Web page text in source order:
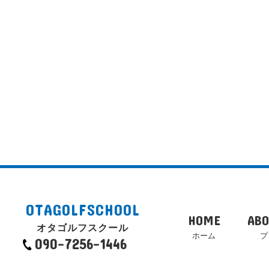
OTAGOLFSCHOOL
オタゴルフスクール
090-7256-1446
HOME
ホーム